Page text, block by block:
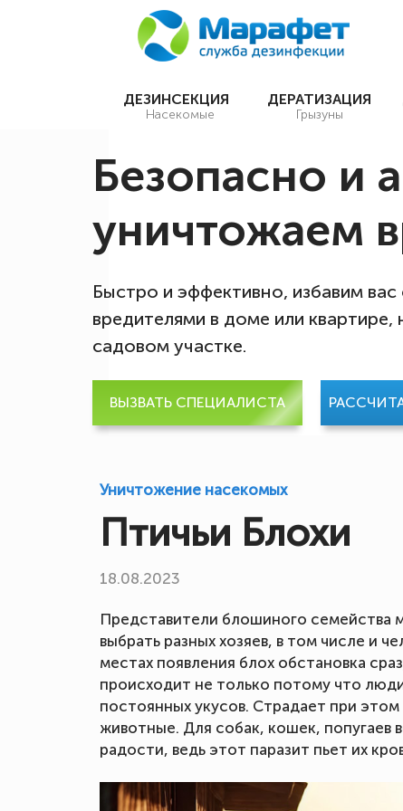
ДЕЗИНСЕКЦИЯ
Насекомые
ДЕРАТИЗАЦИЯ
Грызуны
Безопасно и
уничтожаем
Быстро и эффективно, избавим
вредителями в доме или квартире,
садовом участке.
ВЫЗВАТЬ СПЕЦИАЛИСТА
Уничтожение насекомых
Птичьи Блохи
18.08.2023
Представители блошиного семейства
выбрать разных хозяев, в том числе и
местах появления блох обстановка
происходит не только потому что
постоянных укусов. Страдает при
животные. Для собак, кошек, попугаев
радости, ведь этот паразит пьет их